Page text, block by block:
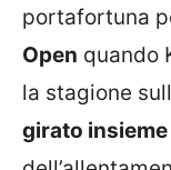
portafortuna
Open quando
la stagione
girato insieme